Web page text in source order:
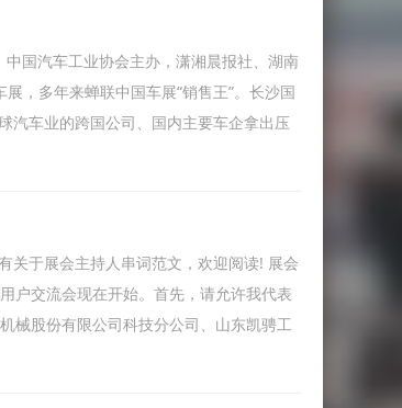
国汽车工业协会主办，潇湘晨报社、湖南
，多年来蝉联中国车展“销售王”。长沙国
汽车业的跨国公司、国内主要车企拿出压
关于展会主持人串词范文，欢迎阅读! 展会
户交流会现在开始。首先，请允许我代表
械股份有限公司科技分公司、山东凯骋工